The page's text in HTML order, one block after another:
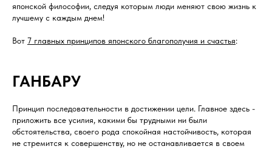
японской философии, следуя которым люди меняют свою жизнь к
лучшему с каждым днем!
Вот 7 главных принципов японского благополучия и счастья:
ГАНБАРУ
Принцип последовательности в достижении цели. Главное здесь -
приложить все усилия, какими бы трудными ни были
обстоятельства, своего рода спокойная настойчивость, которая
не стремится к совершенству, но не останавливается в своем